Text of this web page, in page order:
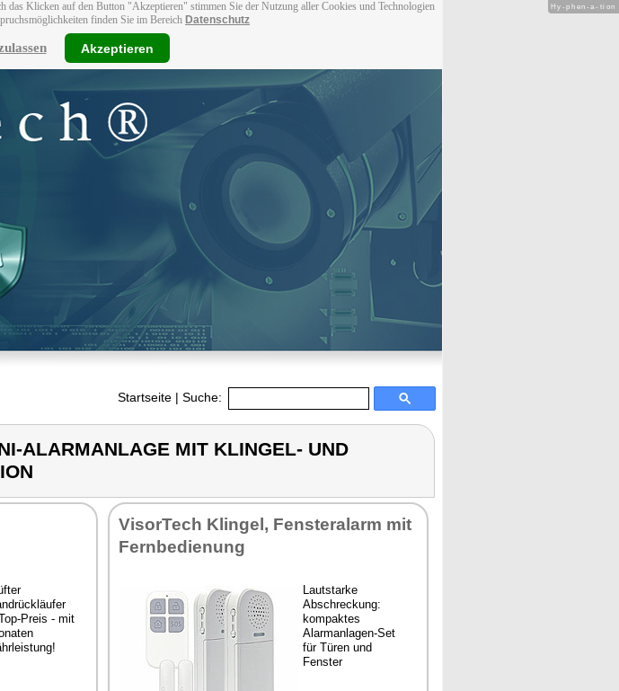
Klicken auf den Button "Akzeptieren" stimmen Sie der Nutzung aller Cookies und Technologien
finden Sie im Bereich Datenschutz
Akzeptieren
Startseite | Suche:
ALARMANLAGE MIT KLINGEL- UND
Preis - mit
VisorTech Klingel, Fensteralarm mit
Fernbedienung
Lautstarke
Abschreckung:
kompaktes
Alarmanlagen-Set
für Türen und
Fenster
Hy-phen-a-tion